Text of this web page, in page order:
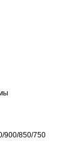
900/850/750